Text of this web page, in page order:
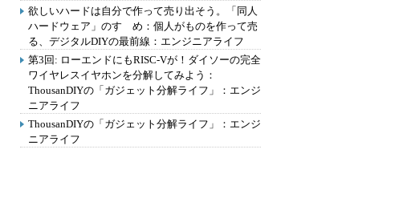
欲しいハードは自分で作って売り出そう。「同人
ハードウェア」のすゝめ：個人がものを作って売
る、デジタルDIYの最前線：エンジニアライフ
第3回: ローエンドにもRISC-Vが！ダイソーの完全
ワイヤレスイヤホンを分解してみよう：
ThousanDIYの「ガジェット分解ライフ」：エンジ
ニアライフ
ThousanDIYの「ガジェット分解ライフ」：エンジ
ニアライフ